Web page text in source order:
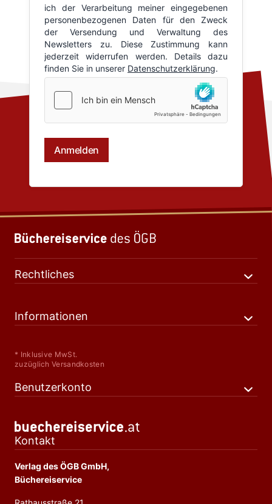
Rechtliches
Informationen
* Inklusive MwSt.
zuzüglich Versandkosten
Benutzerkonto
Kontakt
Verlag des ÖGB GmbH,
Büchereiservice